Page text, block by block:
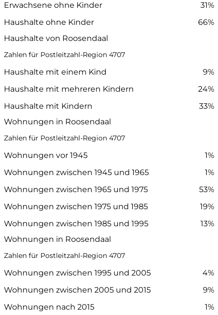
Erwachsene ohne Kinder
31%
Haushalte ohne Kinder
66%
Haushalte von Roosendaal
Zahlen für Postleitzahl-Region 4707
Haushalte mit einem Kind
9%
Haushalte mit mehreren Kindern
24%
Haushalte mit Kindern
33%
Wohnungen in Roosendaal
Zahlen für Postleitzahl-Region 4707
Wohnungen vor 1945
1%
Wohnungen zwischen 1945 und 1965
1%
Wohnungen zwischen 1965 und 1975
53%
Wohnungen zwischen 1975 und 1985
19%
Wohnungen zwischen 1985 und 1995
13%
Wohnungen in Roosendaal
Zahlen für Postleitzahl-Region 4707
Wohnungen zwischen 1995 und 2005
4%
Wohnungen zwischen 2005 und 2015
9%
Wohnungen nach 2015
1%